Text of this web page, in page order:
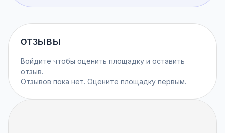
ОТЗЫВЫ
Войдите чтобы оценить площадку и оставить
отзыв.
Отзывов пока нет. Оцените площадку первым.